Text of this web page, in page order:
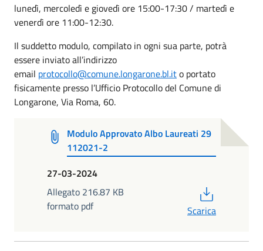
lunedì, mercoledì e giovedì ore 15:00-17:30 / martedì e
venerdì ore 11:00-12:30.
Il suddetto modulo, compilato in ogni sua parte, potrà
essere inviato all’indirizzo
email protocollo@comune.longarone.bl.ito portato
fisicamente presso l’Ufficio Protocollo del Comune di
Longarone, Via Roma, 60.
Modulo Approvato Albo Laureati 29
112021-2
27-03-2024
Allegato 216.87 KB
formato pdf
Scarica